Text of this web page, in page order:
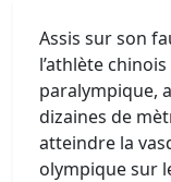
Assis sur son
l’athlète
paralympique,
dizaines de
atteindre la
olympique sur